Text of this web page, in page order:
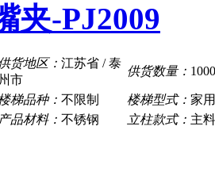
夹-PJ2009
货地区： 江苏省 / 泰
市
供货数量： 1000
梯品种： 不限制 楼梯型式： 家
产品材料： 不锈钢 立柱款式： 主